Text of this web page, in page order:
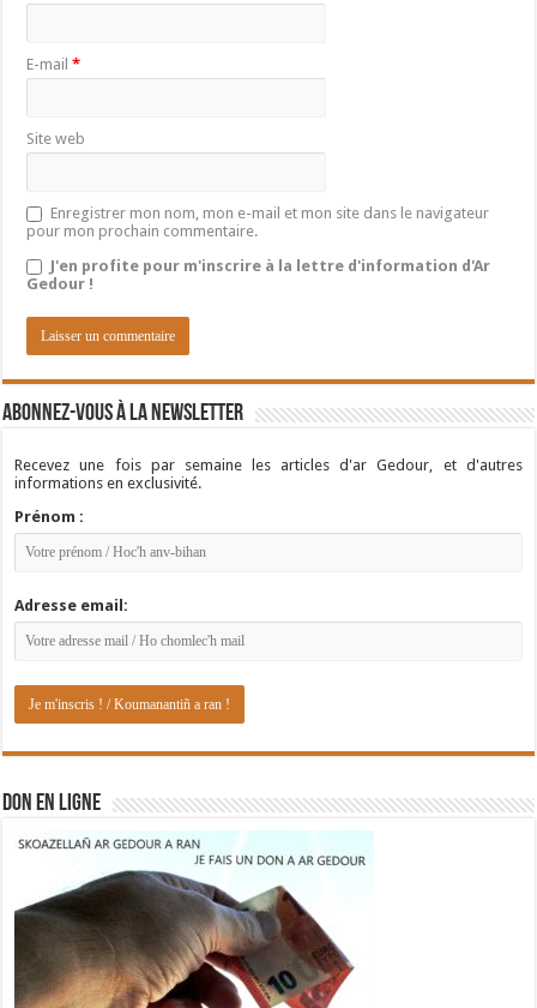
E-mail*
Site web
Enregistrer mon nom, mon e-mail et mon site dans le navigateur
pour mon prochain commentaire.
J'en profite pour m'inscrire à la lettre d'information d'Ar
Gedour !
Abonnez-vous à la newsletter
Recevez une fois par semaine les articles d'ar Gedour, et d'autres
informations en exclusivité.
Prénom :
Adresse email:
DON EN LIGNE